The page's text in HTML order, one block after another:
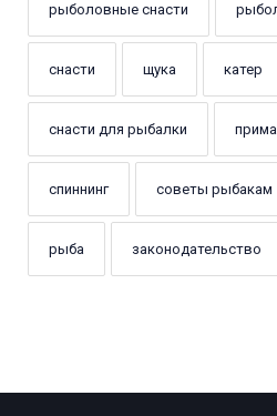
рыболовные снасти
снасти щука катер
снасти для рыбалки
спиннинг советы рыбакам
рыба законодательство